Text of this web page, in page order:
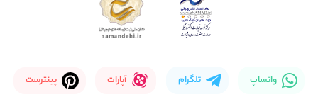
واتساپ تلگرام آپارات پینترست